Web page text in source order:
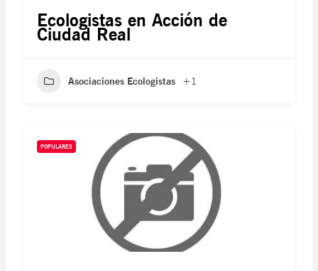
Ecologistas en Acción de
Ciudad Real
Asociaciones Ecologistas +1
POPULARES